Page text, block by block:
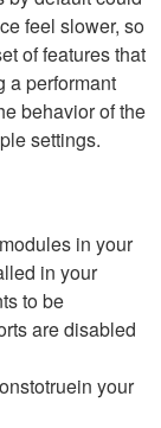
feel slower, so
of features that
a performant
behavior of the
settings.
in your
in your
to be
are disabled
totruein your